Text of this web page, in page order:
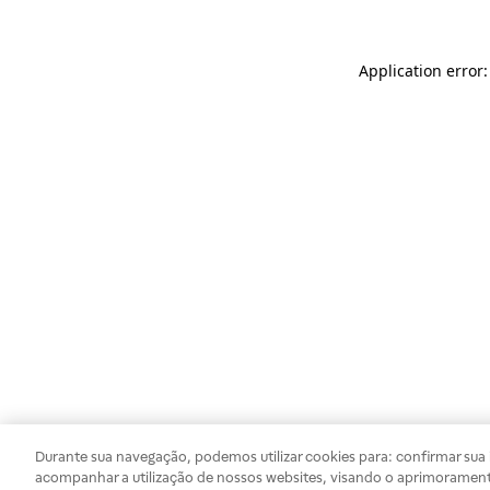
Application
Durante sua navegação, podemos utilizar cookies para: confirmar
acompanhar a utilização de nossos websites, visando o